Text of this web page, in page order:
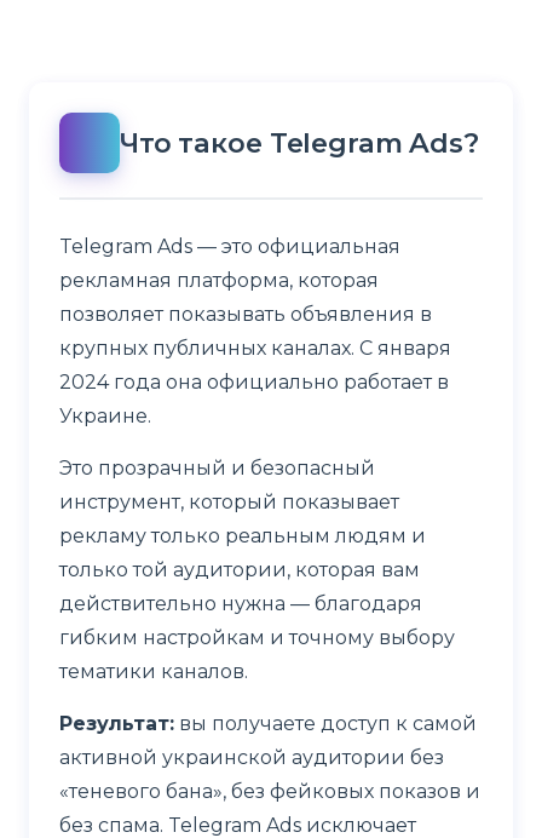
Что такое Telegram Ads?
Telegram Ads — это официальная
рекламная платформа, которая
позволяет показывать объявления в
крупных публичных каналах. С января
2024 года она официально работает в
Украине.
Это прозрачный и безопасный
инструмент, который показывает
рекламу только реальным людям и
только той аудитории, которая вам
действительно нужна — благодаря
гибким настройкам и точному выбору
тематики каналов.
Результат: вы получаете доступ к самой
активной украинской аудитории без
«теневого бана», без фейковых показов и
без спама. Telegram Ads исключает